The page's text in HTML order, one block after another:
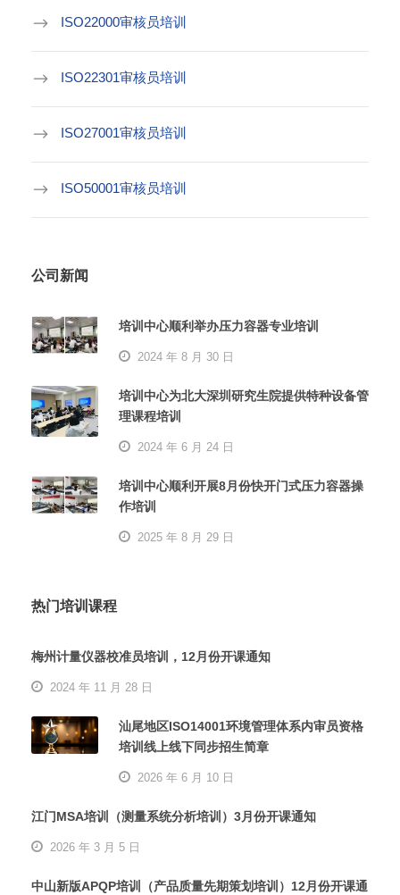
ISO22000审核员培训
ISO22301审核员培训
ISO27001审核员培训
ISO50001审核员培训
公司新闻
培训中心顺利举办压力容器专业培训
2024 年 8 月 30 日
培训中心为北大深圳研究生院提供特种设备管
理课程培训
2024 年 6 月 24 日
培训中心顺利开展8月份快开门式压力容器操
作培训
2025 年 8 月 29 日
热门培训课程
梅州计量仪器校准员培训，12月份开课通知
2024 年 11 月 28 日
汕尾地区ISO14001环境管理体系内审员资格
培训线上线下同步招生简章
2026 年 6 月 10 日
江门MSA培训（测量系统分析培训）3月份开课通知
2026 年 3 月 5 日
中山新版APQP培训（产品质量先期策划培训）12月份开课通